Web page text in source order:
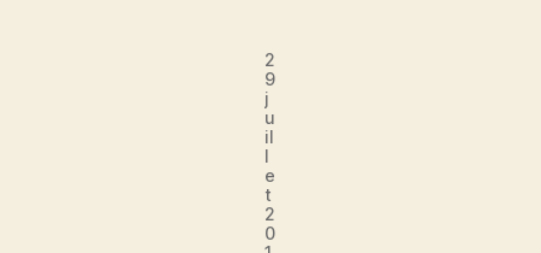
2
9
j
u
il
l
e
t
2
0